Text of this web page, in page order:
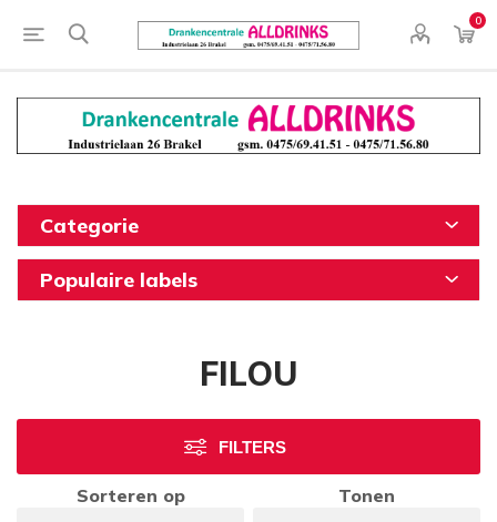
0
Categorie
Populaire labels
FILOU
FILTERS
Sorteren op Tonen